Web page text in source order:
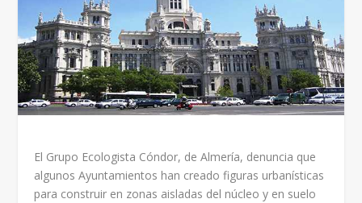
El Grupo Ecologista Cóndor, de Almería, denuncia que
algunos Ayuntamientos han creado figuras urbanísticas
para construir en zonas aisladas del núcleo y en suelo